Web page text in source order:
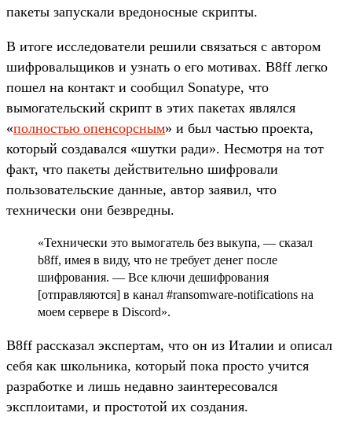
пакеты запускали вредоносные скрипты.
В итоге исследователи решили связаться с автором
шифровальщиков и узнать о его мотивах. B8ff легко
пошел на контакт и сообщил Sonatype, что
вымогательский скрипт в этих пакетах являлся
«полностью опенсорсным» и был частью проекта,
который создавался «шутки ради». Несмотря на тот
факт, что пакеты действительно шифровали
пользовательские данные, автор заявил, что
технически они безвредны.
«Технически это вымогатель без выкупа, — сказал
b8ff, имея в виду, что не требует денег после
шифрования. — Все ключи дешифрования
[отправляются] в канал #ransomware-notifications на
моем сервере в Discord».
B8ff рассказал экспертам, что он из Италии и описал
себя как школьника, который пока просто учится
разработке и лишь недавно заинтересовался
эксплоитами, и простотой их создания.